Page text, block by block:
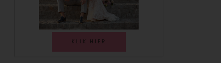
KLIK HIER